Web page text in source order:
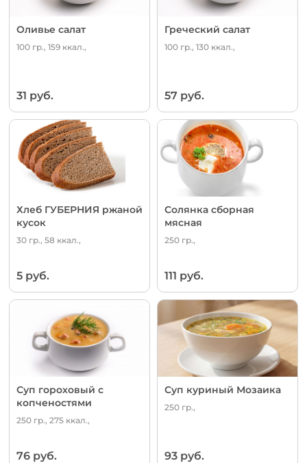
Оливье салат
100 гр., 159 ккал.,
31 руб.
Греческий салат
100 гр., 130 ккал.,
57 руб.
Хлеб ГУБЕРНИЯ ржаной
кусок
30 гр., 58 ккал.,
5 руб.
Солянка сборная
мясная
250 гр.,
111 руб.
Суп гороховый с
копченостями
250 гр., 275 ккал.,
76 руб.
Суп куриный Мозаика
250 гр.,
93 руб.